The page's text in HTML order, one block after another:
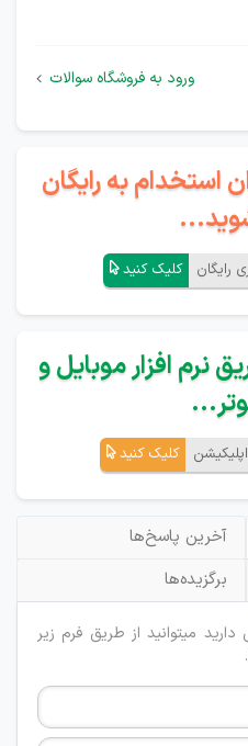
ورود به فروشگاه سوالات
استخدام به رایگان
رایگان کلیک کنید
نرم افزار موبایل و
کلیک کنید
آخرین پاسخ‌ها
برگزیده‌ها
میتوانید از طریق فرم زیر